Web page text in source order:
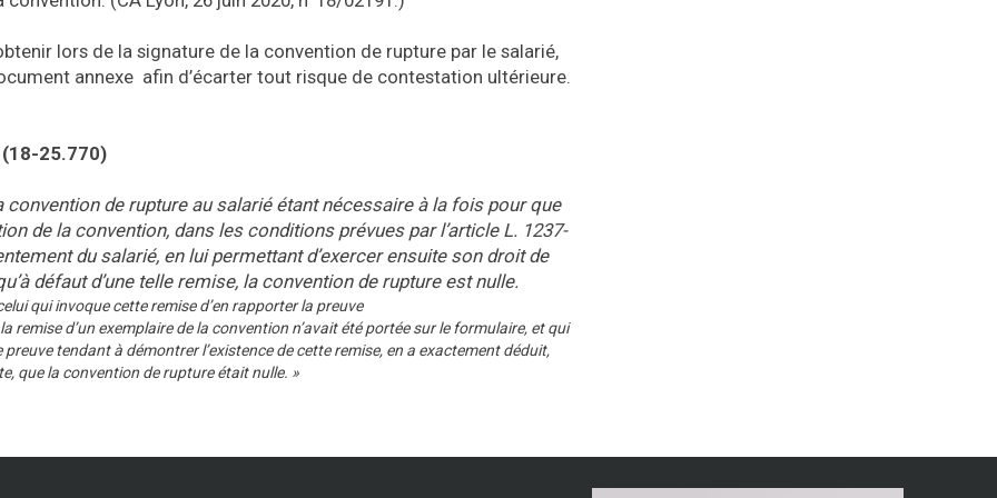
lors de la signature de la convention de rupture par le salarié,
annexe afin d’écarter tout risque de contestation ultérieure.
25.770)
convention de rupture au salarié étant nécessaire à la fois pour que
de la convention, dans les conditions prévues par l’article L. 1237-
du salarié, en lui permettant d’exercer ensuite son droit de
défaut d’une telle remise, la convention de rupture est nulle.
qui invoque cette remise d’en rapporter la preuve
remise d’un exemplaire de la convention n’avait été portée sur le formulaire, et qui
tendant à démontrer l’existence de cette remise, en a exactement déduit,
que la convention de rupture était nulle. »